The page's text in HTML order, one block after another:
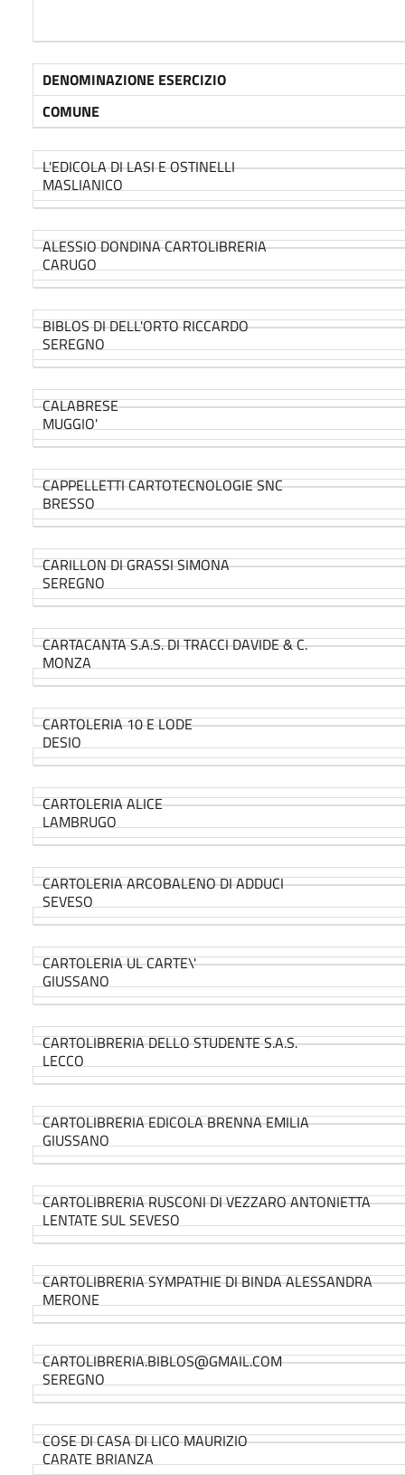
DENOMINAZIONE ESERCIZIO
COMUNE
L'EDICOLA DI LASI E OSTINELLI
MASLIANICO
ALESSIO DONDINA CARTOLIBRERIA
CARUGO
BIBLOS DI DELL'ORTO RICCARDO
SEREGNO
CALABRESE
MUGGIO'
CAPPELLETTI CARTOTECNOLOGIE SNC
BRESSO
CARILLON DI GRASSI SIMONA
SEREGNO
CARTACANTA S.A.S. DI TRACCI DAVIDE & C.
MONZA
CARTOLERIA 10 E LODE
DESIO
CARTOLERIA ALICE
LAMBRUGO
CARTOLERIA ARCOBALENO DI ADDUCI
SEVESO
CARTOLERIA UL CARTE\'
GIUSSANO
CARTOLIBRERIA DELLO STUDENTE S.A.S.
LECCO
CARTOLIBRERIA EDICOLA BRENNA EMILIA
GIUSSANO
CARTOLIBRERIA RUSCONI DI VEZZARO ANTONIETTA
LENTATE SUL SEVESO
CARTOLIBRERIA SYMPATHIE DI BINDA ALESSANDRA
MERONE
CARTOLIBRERIA.BIBLOS@GMAIL.COM
SEREGNO
COSE DI CASA DI LICO MAURIZIO
CARATE BRIANZA